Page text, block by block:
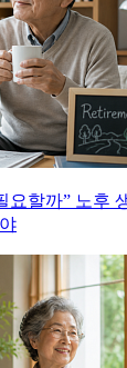
요할까” 노후